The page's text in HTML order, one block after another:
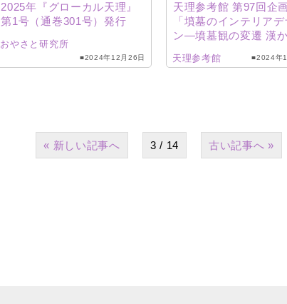
2025年『グローカル天理』
第1号（通巻301号）発行
おやさと研究所
■2024年12月26日
天理参考館 第97回企
「墳墓のインテリアデ
ン―墳墓観の変遷 漢
天理参考館 ■2024年
3 / 14
« »